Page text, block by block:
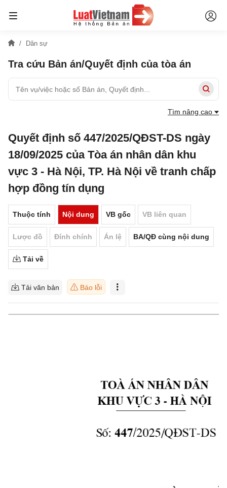
Dân sự
Tra cứu Bản án/Quyết định của tòa án
Tìm nâng cao
Quyết định số 447/2025/QĐST-DS ngày
18/09/2025 của Tòa án nhân dân khu
vực 3 - Hà Nội, TP. Hà Nội về tranh chấp
hợp đồng tín dụng
Thuộc tính Nội dung VB gốc VB liên quan
Lược đồ Đính chính Án lệ BA/QĐ cùng nội dung
Tải về
Tải văn bản Báo lỗi